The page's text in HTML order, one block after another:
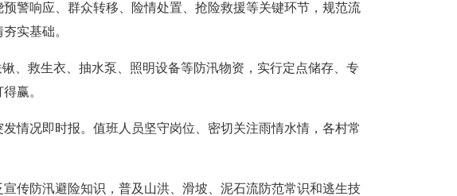
警响应、群众转移、险情处置、抢险救援等关键环节，规范流
实基础。
、救生衣、抽水泵、照明设备等防汛物资，实行定点储存、专
赢。
情况即时报。值班人员坚守岗位、密切关注雨情水情，各村常
传防汛避险知识，普及山洪、滑坡、泥石流防范常识和逃生技